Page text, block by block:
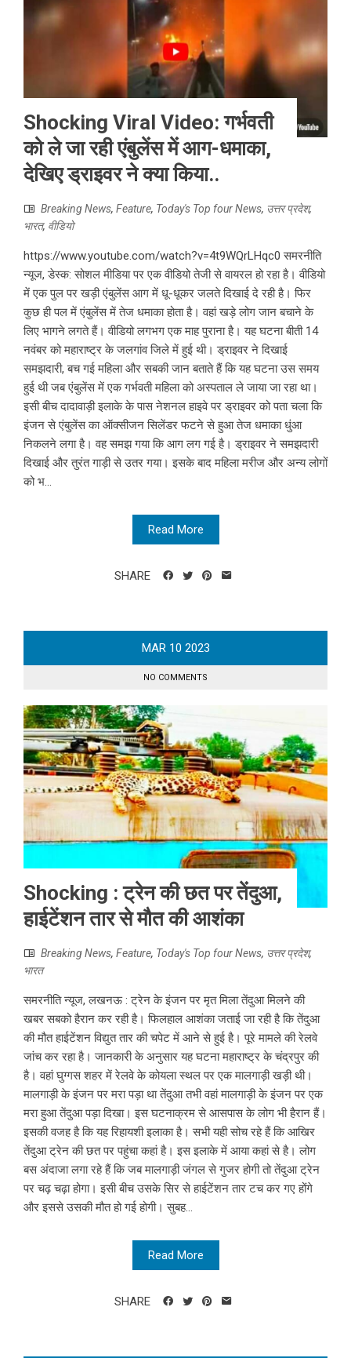
Shocking Viral Video: गर्भवती
को ले जा रही एंबुलेंस में आग-धमाका,
देखिए ड्राइवर ने क्या किया..
Breaking News, Feature, Today's Top four News, उत्तर प्रदेश,
भारत, वीडियो
https://www.youtube.com/watch?v=4t9WQrLHqc0 समरनीति
न्यूज, डेस्क: सोशल मीडिया पर एक वीडियो तेजी से वायरल हो रहा है। वीडियो
में एक पुल पर खड़ी एंबुलेंस आग में धू-धूकर जलते दिखाई दे रही है। फिर
कुछ ही पल में एंबुलेंस में तेज धमाका होता है। वहां खड़े लोग जान बचाने के
लिए भागने लगते हैं। वीडियो लगभग एक माह पुराना है। यह घटना बीती 14
नवंबर को महाराष्ट्र के जलगांव जिले में हुई थी। ड्राइवर ने दिखाई
समझदारी, बच गई महिला और सबकी जान बताते हैं कि यह घटना उस समय
हुई थी जब एंबुलेंस में एक गर्भवती महिला को अस्पताल ले जाया जा रहा था।
इसी बीच दादावाड़ी इलाके के पास नेशनल हाइवे पर ड्राइवर को पता चला कि
इंजन से एंबुलेंस का ऑक्सीजन सिलेंडर फटने से हुआ तेज धमाका धुंआ
निकलने लगा है। वह समझ गया कि आग लग गई है। ड्राइवर ने समझदारी
दिखाई और तुरंत गाड़ी से उतर गया। इसके बाद महिला मरीज और अन्य लोगों
को भ...
Read More
SHARE
MAR 10 2023
NO COMMENTS
Shocking : ट्रेन की छत पर तेंदुआ,
हाईटेंशन तार से मौत की आशंका
Breaking News, Feature, Today's Top four News, उत्तर प्रदेश,
भारत
समरनीति न्यूज, लखनऊ : ट्रेन के इंजन पर मृत मिला तेंदुआ मिलने की
खबर सबको हैरान कर रही है। फिलहाल आशंका जताई जा रही है कि तेंदुआ
की मौत हाईटेंशन विद्युत तार की चपेट में आने से हुई है। पूरे मामले की रेलवे
जांच कर रहा है। जानकारी के अनुसार यह घटना महाराष्ट्र के चंद्रपुर की
है। वहां घुग्गस शहर में रेलवे के कोयला स्थल पर एक मालगाड़ी खड़ी थी।
मालगाड़ी के इंजन पर मरा पड़ा था तेंदुआ तभी वहां मालगाड़ी के इंजन पर एक
मरा हुआ तेंदुआ पड़ा दिखा। इस घटनाक्रम से आसपास के लोग भी हैरान हैं।
इसकी वजह है कि यह रिहायशी इलाका है। सभी यही सोच रहे हैं कि आखिर
तेंदुआ ट्रेन की छत पर पहुंचा कहां है। इस इलाके में आया कहां से है। लोग
बस अंदाजा लगा रहे हैं कि जब मालगाड़ी जंगल से गुजर होगी तो तेंदुआ ट्रेन
पर चढ़ चढ़ा होगा। इसी बीच उसके सिर से हाईटेंशन तार टच कर गए होंगे
और इससे उसकी मौत हो गई होगी। सुबह...
Read More
SHARE